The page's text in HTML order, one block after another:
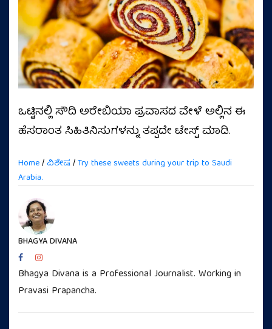
ಒಟ್ಟಿನಲ್ಲಿ ಸೌದಿ ಅರೇಬಿಯಾ ಪ್ರವಾಸದ ವೇಳೆ ಅಲ್ಲಿನ ಈ
ಹೆಸರಾಂತ ಸಿಹಿತಿನಿಸುಗಳನ್ನು ತಪ್ಪದೇ ಟೇಸ್ಟ್‌ ಮಾಡಿ.
Home/ ವಿಶೇಷ/Try these sweets during your trip to Saudi
Arabia.
BHAGYA DIVANA
Bhagya Divana is a Professional Journalist. Working in
Pravasi Prapancha.